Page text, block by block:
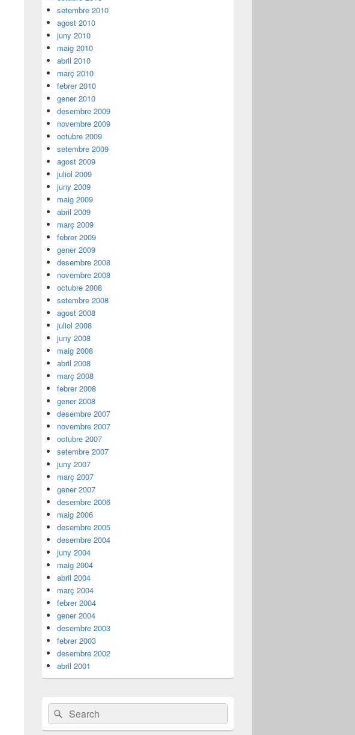
setembre 2010
agost 2010
juny 2010
maig 2010
abril 2010
març 2010
febrer 2010
gener 2010
desembre 2009
novembre 2009
octubre 2009
setembre 2009
agost 2009
juliol 2009
juny 2009
maig 2009
abril 2009
març 2009
febrer 2009
gener 2009
desembre 2008
novembre 2008
octubre 2008
setembre 2008
agost 2008
juliol 2008
juny 2008
maig 2008
abril 2008
març 2008
febrer 2008
gener 2008
desembre 2007
novembre 2007
octubre 2007
setembre 2007
juny 2007
març 2007
gener 2007
desembre 2006
maig 2006
desembre 2005
desembre 2004
juny 2004
maig 2004
abril 2004
març 2004
febrer 2004
gener 2004
desembre 2003
febrer 2003
desembre 2002
abril 2001
Search
for:
Search